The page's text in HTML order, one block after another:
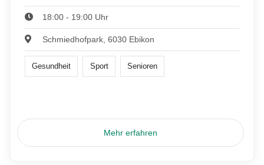
18:00 - 19:00 Uhr
Schmiedhofpark, 6030 Ebikon
Gesundheit Sport Senioren
Mehr erfahren